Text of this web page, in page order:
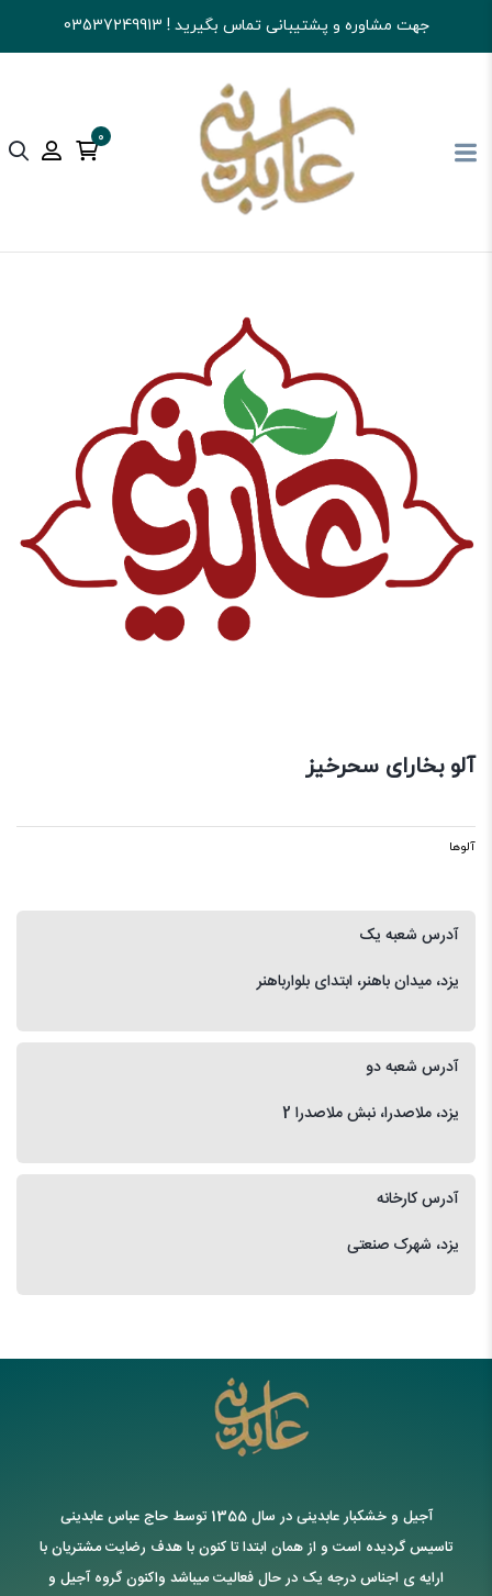
جهت مشاوره و پشتیبانی تماس بگیرید ! 03537249913
0
آجیل و خشکبار عابدینی خرید خشکبار آلوها
آلو بخارای سحرخیز
آلوها
آدرس شعبه یک
یزد، میدان باهنر، ابتدای بلوارباهنر
آدرس شعبه دو
یزد، ملاصدرا، نبش ملاصدرا 2
آدرس کارخانه
یزد، شهرک صنعتی
آجیل و خشکبار عابدینی در سال 1355 توسط حاج عباس عابدینی
تاسیس گردیده است و از همان ابتدا تا کنون با هدف رضایت مشتریان با
ارایه ی اجناس درجه یک در حال فعالیت میباشد واکنون گروه آجیل و